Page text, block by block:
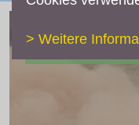
> Weitere